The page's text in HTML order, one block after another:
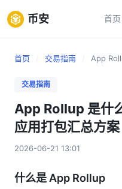
币安 首页
首页 交易指南 App
交易指南
App Rollup 是什
应用打包汇总方案
2026-06-21 13:01
什么是 App Rollup